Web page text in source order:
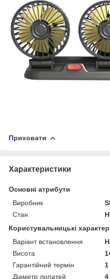
Приховати
Характеристики
Основні атрибути
Виробник
Стан
Користувальницькі
Варіант встановлення
Висота
Гарантійний термін
1
Діаметр лопатей
4